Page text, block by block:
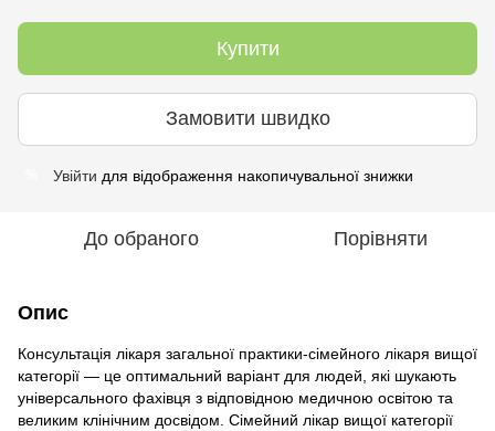
Купити
Замовити швидко
Увійти для відображення накопичувальної знижки
До обраного Порівняти
Опис
Консультація лікаря загальної практики-сімейного лікаря вищої
категорії — це оптимальний варіант для людей, які шукають
універсального фахівця з відповідною медичною освітою та
великим клінічним досвідом. Сімейний лікар вищої категорії